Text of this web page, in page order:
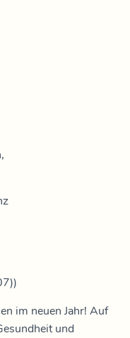
im neuen Jahr! Auf
und